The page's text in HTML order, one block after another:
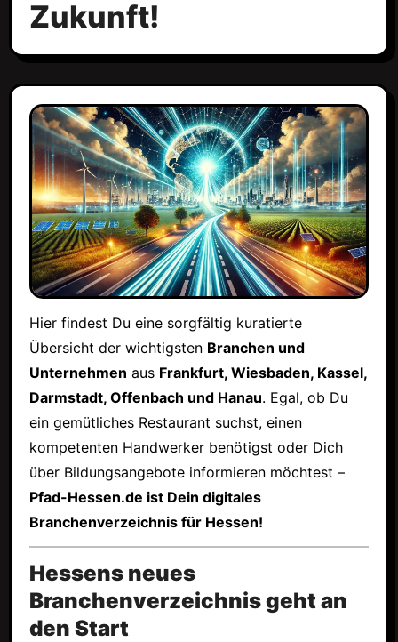
Zukunft!
Hier findest Du eine sorgfältig kuratierte
Übersicht der wichtigsten Branchen und
Unternehmen aus Frankfurt, Wiesbaden, Kassel,
Darmstadt, Offenbach und Hanau. Egal, ob Du
ein gemütliches Restaurant suchst, einen
kompetenten Handwerker benötigst oder Dich
über Bildungsangebote informieren möchtest –
Pfad-Hessen.de ist Dein digitales
Branchenverzeichnis für Hessen!
Hessens neues
Branchenverzeichnis geht an
den Start